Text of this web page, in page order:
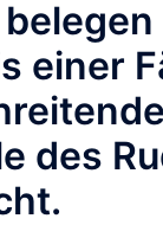
einer
des